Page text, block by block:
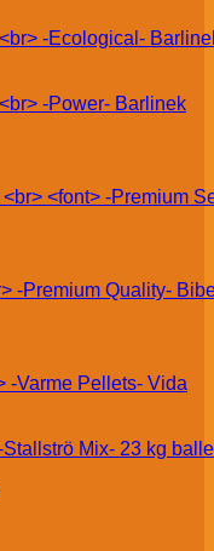
Barlinek
Vida